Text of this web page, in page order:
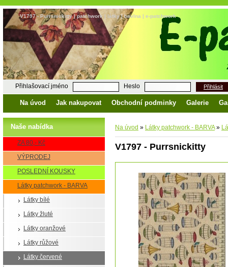
V1797 - Purrsnickitty | patchwork | látky | bavlna | e-patchwork
Přihlašovací jméno Heslo Přihlásit
Na úvod Jak nakupovat Obchodní podminky Galerie
Naše nabídka
ZA 80,- Kč
VÝPRODEJ
POSLEDNÍ KOUSKY
Látky patchwork - BARVA
Látky bílé
Látky žluté
Látky oranžové
Látky růžové
Látky červené
Na úvod » Látky patchwork - BARVA »
V1797 - Purrsnickitty